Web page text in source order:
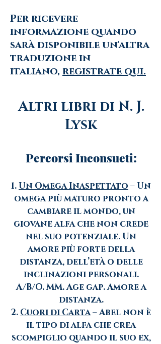
Per ricevere
informazione quando
sarà disponibile un'altra
traduzione in
italiano, registrate qui.
Altri libri di N. J.
Lysk
Percorsi Inconsueti:
1.Un Omega Inaspettato – Un
omega più maturo pronto a
cambiare il mondo, un
giovane alfa che non crede
nel suo potenziale. Un
amore più forte della
distanza, dell’età o delle
inclinazioni personali.
A/B/O. MM. Age gap. Amore a
distanza.
2. Cuori di Carta– Abel non è
il tipo di alfa che crea
scompiglio quando il suo ex,